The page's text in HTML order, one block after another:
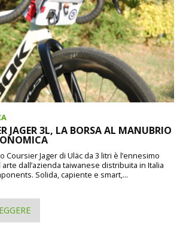
JAGER 3L, LA BORSA AL MANUBRIO
Coursier Jager di Uläc da 3 litri è l’ennesimo
dall’azienda taiwanese distribuita in Italia
Solida, capiente e smart,...